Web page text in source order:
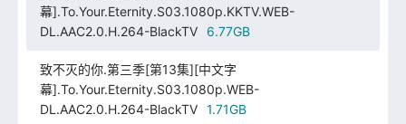
幕].To.Your.Eternity.S03.1080p.KKTV.WEB-
DL.AAC2.0.H.264-BlackTV
6.77GB
致不灭的你.第三季[第13集][中文字
幕].To.Your.Eternity.S03.1080p.WEB-
DL.AAC2.0.H.264-BlackTV
1.71GB